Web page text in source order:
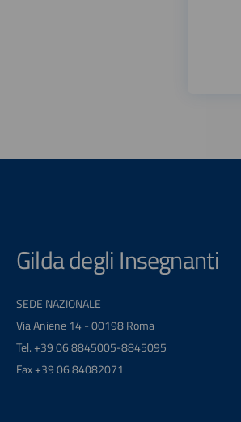
Gilda degli Insegnanti
SEDE NAZIONALE
Via Aniene 14 - 00198 Roma
Tel. +39 06 8845005-8845095
Fax +39 06 84082071